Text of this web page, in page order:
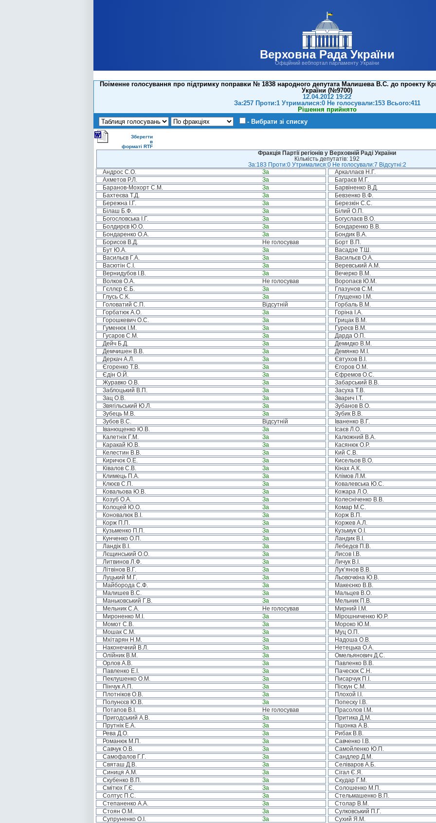
Верховна Рада України
Офіційний вебпортал парламенту України
Поіменне голосування про підтримку поправки № 1838 народного депутата Малишева В.С. до проекту
України (№9700)
12.04.2012 19:22
За:257 Проти:1 Утрималися:0 Не голосували:153 Всього:411
Рішення прийнято
- Вибрати зі списку
Зберегти
в
форматі RTF
Фракція Партії регіонів у Верховній Раді України
Кількість депутатів: 192
За:183 Проти:0 Утрималися:0 Не голосували:7 Відсутні:2
Андрос С.О.
За Аркаллаєв Н.Г.
Ахметов Р.Л.
За Баграєв М.Г.
Баранов-Мохорт С.М.
За Барвіненко В.Д.
Бахтеєва Т.Д.
За Бевзенко В.Ф.
Бережна І.Г.
За Березкін С.С.
Білаш Б.Ф.
За Білий О.П.
Богословська І.Г.
За Богуслаєв В.О.
Болдирєв Ю.О.
За Бондаренко В.В.
Бондаренко О.А.
За Бондик В.А.
Борисов В.Д.
Не голосував Борт В.П.
Бут Ю.А.
За Васадзе Т.Ш.
Васильєв Г.А.
За Васильєв О.А.
Васютін С.І.
За Веревський А.М.
Вернидубов І.В.
За Вечерко В.М.
Волков О.А.
Не голосував Воропаєв Ю.М.
Гєллєр Є.Б.
За Глазунов С.М.
Глусь С.К.
За Глущенко І.М.
Головатий С.П.
Відсутній Горбаль В.М.
Горбатюк А.О.
За Горіна І.А.
Горошкевич О.С.
За Грицак В.М.
Гуменюк І.М.
За Гуреєв В.М.
Гусаров С.М.
За Дарда О.П.
Дейч Б.Д.
За Демидко В.М.
Демчишен В.В.
За Демянко М.І.
Деркач А.Л.
За Євтухов В.І.
Єгоренко Т.В.
За Єгоров О.М.
Єдін О.Й.
За Єфремов О.С.
Журавко О.В.
За Забарський В.В.
Заблоцький В.П.
За Засуха Т.В.
Зац О.В.
За Зварич І.Т.
Звягільський Ю.Л.
За Зубанов В.О.
Зубець М.В.
За Зубик В.В.
Зубов В.С.
Відсутній Іваненко В.Г.
Іванющенко Ю.В.
За Ісаєв Л.О.
Калетнік Г.М.
За Калюжний В.А.
Каракай Ю.В.
За Касянюк О.Р.
Келестин В.В.
За Кий С.В.
Киричок О.Е.
За Кисельов В.О.
Ківалов С.В.
За Кінах А.К.
Климець П.А.
За Клімов Л.М.
Клюєв С.П.
За Ковалевська Ю.С.
Ковальова Ю.В.
За Кожара Л.О.
Козуб О.А.
За Колесніченко В.В.
Колоцей Ю.О.
За Комар М.С.
Коновалюк В.І.
За Корж В.П.
Корж П.П.
За Коржев А.Л.
Кузьменко П.П.
За Кузьмук О.І.
Кунченко О.П.
За Ландик В.І.
Ландік В.І.
За Лебедєв П.В.
Лєщинський О.О.
За Лисов І.В.
Литвинов Л.Ф.
За Личук В.І.
Літвінов В.Г.
За Лук’янов В.В.
Луцький М.Г.
За Льовочкіна Ю.В.
Майборода С.Ф.
За Макеєнко В.В.
Малишев В.С.
За Мальцев В.О.
Маньковський Г.В.
За Мельник П.В.
Мельник С.А.
Не голосував Мирний І.М.
Мироненко М.І.
За Мірошниченко Ю.Р.
Момот С.В.
За Мороко Ю.М.
Мошак С.М.
За Муц О.П.
Мхітарян Н.М.
За Надоша О.В.
Наконечний В.Л.
За Нетецька О.А.
Олійник В.М.
За Омельянович Д.С.
Орлов А.В.
За Павленко В.В.
Павленко Е.І.
За Пачесюк С.Н.
Пеклушенко О.М.
За Писарчук П.І.
Пінчук А.П.
За Піскун С.М.
Плотніков О.В.
За Плохой І.І.
Полунєєв Ю.В.
За Попеску І.В.
Потапов В.І.
Не голосував Прасолов І.М.
Пригодський А.В.
За Притика Д.М.
Прутнік Е.А.
За Пшонка А.В.
Рева Д.О.
За Рибак В.В.
Романюк М.П.
За Савченко І.В.
Савчук О.В.
За Самойленко Ю.П.
Самофалов Г.Г.
За Сандлер Д.М.
Святаш Д.В.
За Селіваров А.Б.
Синиця А.М.
За Сігал Є.Я.
Скубенко В.П.
За Скудар Г.М.
Смітюх Г.Є.
За Солошенко М.П.
Солтус П.С.
За Стельмашенко В.П.
Степаненко А.А.
За Столар В.М.
Стоян О.М.
За Сулковський П.Г.
Супруненко О.І.
За Сухий Я.М.